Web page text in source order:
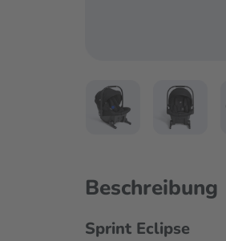
Beschreibung
Sprint Eclipse